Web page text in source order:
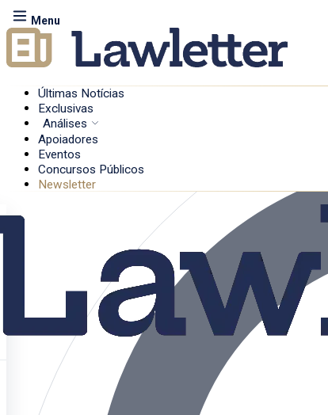
Menu
Últimas Notícias
Exclusivas
Análises
Apoiadores
Eventos
Concursos Públicos
Newsletter